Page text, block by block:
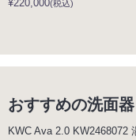
¥220,000(税込)
おすすめの洗面
KWC Ava 2.0 KW2468072